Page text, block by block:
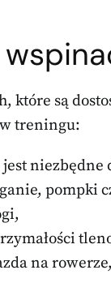
które są
treningu:
niezbędne
pompki
na